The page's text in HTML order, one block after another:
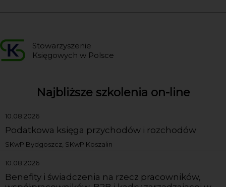
Stowarzyszenie
Księgowych w Polsce
Najbliższe szkolenia on-line
10.08.2026
Podatkowa księga przychodów i rozchodów
SKwP Bydgoszcz, SKwP Koszalin
10.08.2026
Benefity i świadczenia na rzecz pracowników,